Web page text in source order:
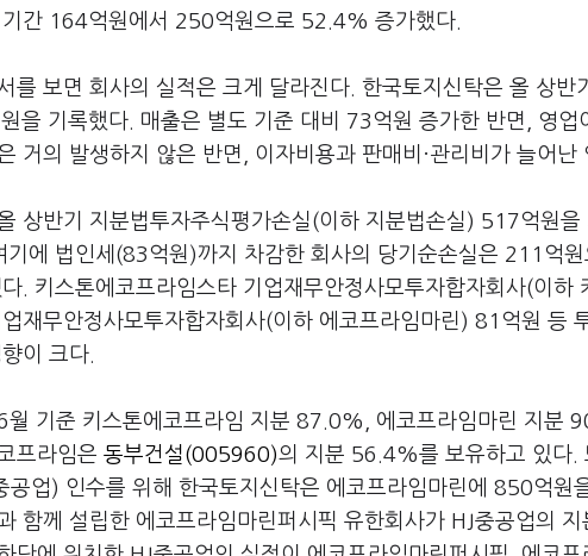
기간 164억원에서 250억원으로 52.4% 증가했다.
를 보면 회사의 실적은 크게 달라진다. 한국토지신탁은 올 상반
을 기록했다. 매출은 별도 기준 대비 73억원 증가한 반면, 영업
거의 발생하지 않은 반면, 이자비용과 판매비·관리비가 늘어난
상반기 지분법투자주식평가손실(이하 지분법손실) 517억원
기에 법인세(83억원)까지 차감한 회사의 당기순손실은 211억
. 키스톤에코프라임스타 기업재무안정사모투자합자회사(이하
재무안정사모투자합자회사(이하 에코프라임마린) 81억원 등
이 크다.
월 기준 키스톤에코프라임 지분 87.0%, 에코프라임마린 지분
프라임은 동부건설(005960)의 지분 56.4%를 보유하고 있다.
공업) 인수를 위해 한국토지신탁은 에코프라임마린에 850억원
함께 설립한 에코프라임마린퍼시픽 유한회사가 HJ중공업의